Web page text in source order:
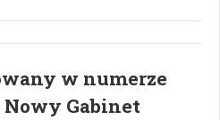
w numerze
Nowy Gabinet